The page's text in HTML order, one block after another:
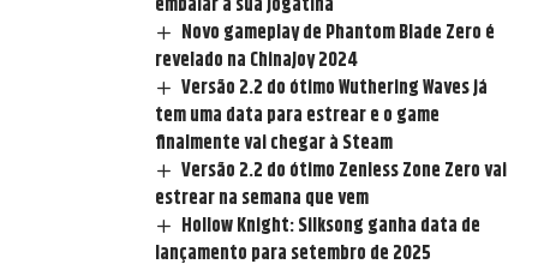
Novo gameplay de Phantom Blade Zero é
revelado na ChinaJoy 2024
Versão 2.2 do ótimo Wuthering Waves já
tem uma data para estrear e o game
finalmente vai chegar à Steam
Versão 2.2 do ótimo Zenless Zone Zero vai
estrear na semana que vem
Hollow Knight: Silksong ganha data de
lançamento para setembro de 2025